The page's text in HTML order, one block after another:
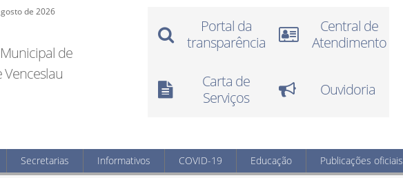
de 2026
de
Venceslau
Portal da
transparência
Central de
Atendimento
Carta de
Serviços
Ouvidoria
Secretarias Informativos COVID-19 Educação Publicações oficiais